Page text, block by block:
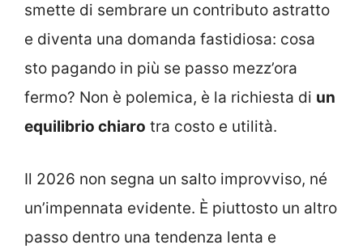
smette di sembrare un contributo astratto
e diventa una domanda fastidiosa: cosa
sto pagando in più se passo mezz’ora
fermo? Non è polemica, è la richiesta di un
equilibrio chiaro tra costo e utilità.
Il 2026 non segna un salto improvviso, né
un’impennata evidente. È piuttosto un altro
passo dentro una tendenza lenta e